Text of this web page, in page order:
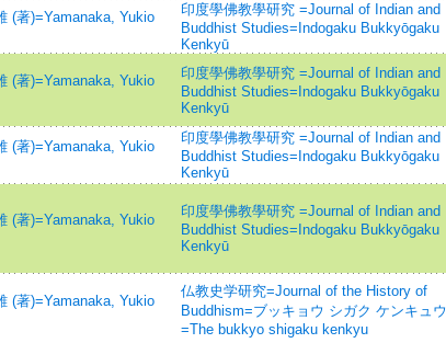
(著)=Yamanaka, Yukio
印度學佛教學研究 =Journal of Indian and
Buddhist Studies=Indogaku Bukkyōgaku
Kenkyū
(著)=Yamanaka, Yukio
印度學佛教學研究 =Journal of Indian and
Buddhist Studies=Indogaku Bukkyōgaku
Kenkyū
(著)=Yamanaka, Yukio
印度學佛教學研究 =Journal of Indian and
Buddhist Studies=Indogaku Bukkyōgaku
Kenkyū
(著)=Yamanaka, Yukio
印度學佛教學研究 =Journal of Indian and
Buddhist Studies=Indogaku Bukkyōgaku
Kenkyū
(著)=Yamanaka, Yukio
仏教史学研究=Journal of the History of
Buddhism=ブッキョウ シガク ケンキュウ
=The bukkyo shigaku kenkyu